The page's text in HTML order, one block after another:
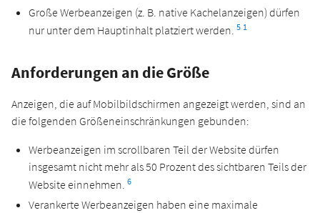
Große Werbeanzeigen (z. B. native Kachelanzeigen) dürfen
nur unter dem Hauptinhalt platziert werden. 5 1
Anforderungen an die Größe
Anzeigen, die auf Mobilbildschirmen angezeigt werden, sind an
die folgenden Größeneinschränkungen gebunden:
Werbeanzeigen im scrollbaren Teil der Website dürfen
insgesamt nicht mehr als 50 Prozent des sichtbaren Teils der
Website einnehmen. 6
Verankerte Werbeanzeigen haben eine maximale